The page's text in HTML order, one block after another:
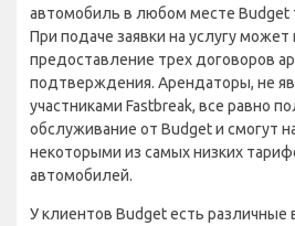
автомобиль в любом месте Budget
При подаче заявки на услугу может
предоставление трех договоров
подтверждения. Арендаторы, не
участниками Fastbreak, все равно
обслуживание от Budget и смогут
некоторыми из самых низких
автомобилей.
У клиентов Budget есть